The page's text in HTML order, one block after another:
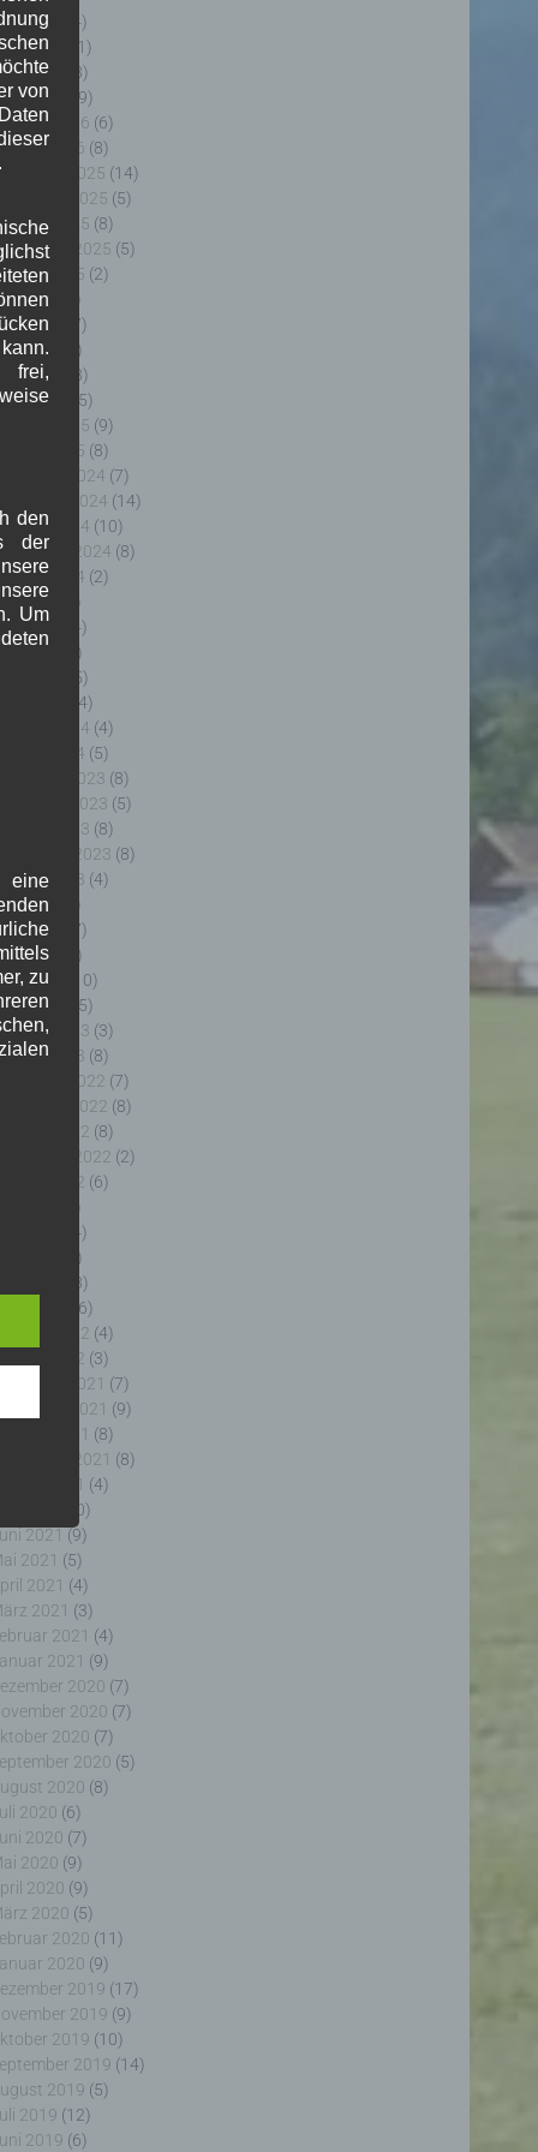
2026
(4)
2026
(11)
2026
(8)
2026
(9)
Februar 2026 (6)
2026 (8)
2025 (14)
November 2025 (5)
2025 (8)
2025 (5)
2025 (2)
2025
(9)
2025
(7)
2025
(3)
2025
(8)
2025
(5)
Februar 2025 (9)
Januar 2025 (8)
Dezember 2024 (7)
November 2024 (14)
2024 (10)
2024 (8)
2024 (2)
2024
(9)
2024
(4)
(4)
(5)
(4)
Februar 2024 (4)
Januar 2024 (5)
Dezember 2023 (8)
November 2023 (5)
Oktober 2023 (8)
September 2023 (8)
2023 (4)
2023
(8)
2023
(7)
2023
(8)
2023
(10)
2023
(5)
2023 (3)
2023 (8)
Dezember 2022 (7)
November 2022 (8)
Oktober 2022 (8)
September 2022 (2)
August 2022 (6)
(5)
(4)
2022
(5)
(8)
(6)
Februar 2022 (4)
Januar 2022 (3)
Dezember 2021 (7)
November 2021 (9)
Oktober 2021 (8)
September 2021 (8)
August 2021 (4)
(10)
2021 (9)
2021 (5)
2021 (4)
2021 (3)
2021 (4)
2021 (9)
2020 (7)
2020 (7)
2020 (7)
2020 (5)
2020 (8)
2020 (6)
2020 (7)
2020 (9)
2020 (9)
2020 (5)
2020 (11)
2020 (9)
2019 (17)
2019 (9)
2019 (10)
2019 (14)
2019 (5)
2019 (12)
2019 (6)
von
frei,
den
der
Um
eine
zu
der
das